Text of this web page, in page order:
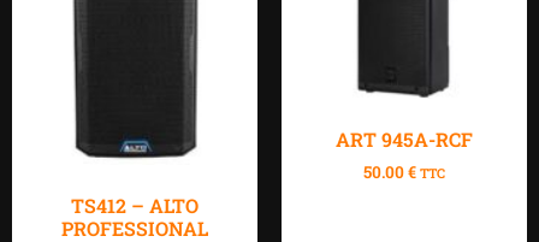
TS412 – ALTO
PROFESSIONAL
ART 945A-RCF
50.00€ TTC